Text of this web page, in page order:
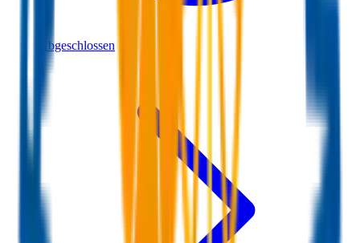
Abgeschlossen